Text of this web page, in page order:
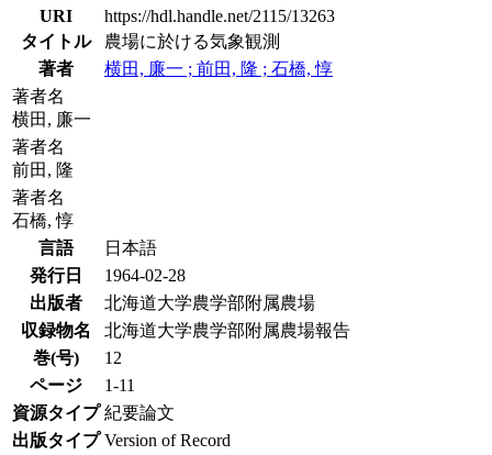
URI
https://hdl.handle.net/2115/13263
タイトル
農場に於ける気象観測
著者
横田, 廉一 ; 前田, 隆 ; 石橋, 惇
著者名
横田, 廉一
著者名
前田, 隆
著者名
石橋, 惇
言語
日本語
発行日
1964-02-28
出版者
北海道大学農学部附属農場
収録物名
北海道大学農学部附属農場報告
巻(号)
12
ページ
1-11
資源タイプ 紀要論文
出版タイプ Version of Record